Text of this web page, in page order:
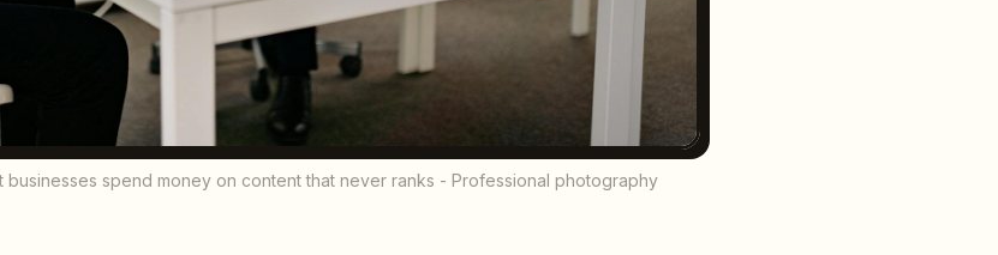
businesses spend money on content that never ranks - Professional photography